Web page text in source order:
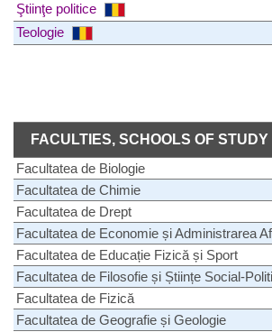
Ştiinţe politice
Teologie
FACULTIES, SCHOOLS OF STUDY
Facultatea de Biologie
Facultatea de Chimie
Facultatea de Drept
Facultatea de Economie și Administrarea
Facultatea de Educație Fizică și Sport
Facultatea de Filosofie și Științe Social-
Facultatea de Fizică
Facultatea de Geografie și Geologie